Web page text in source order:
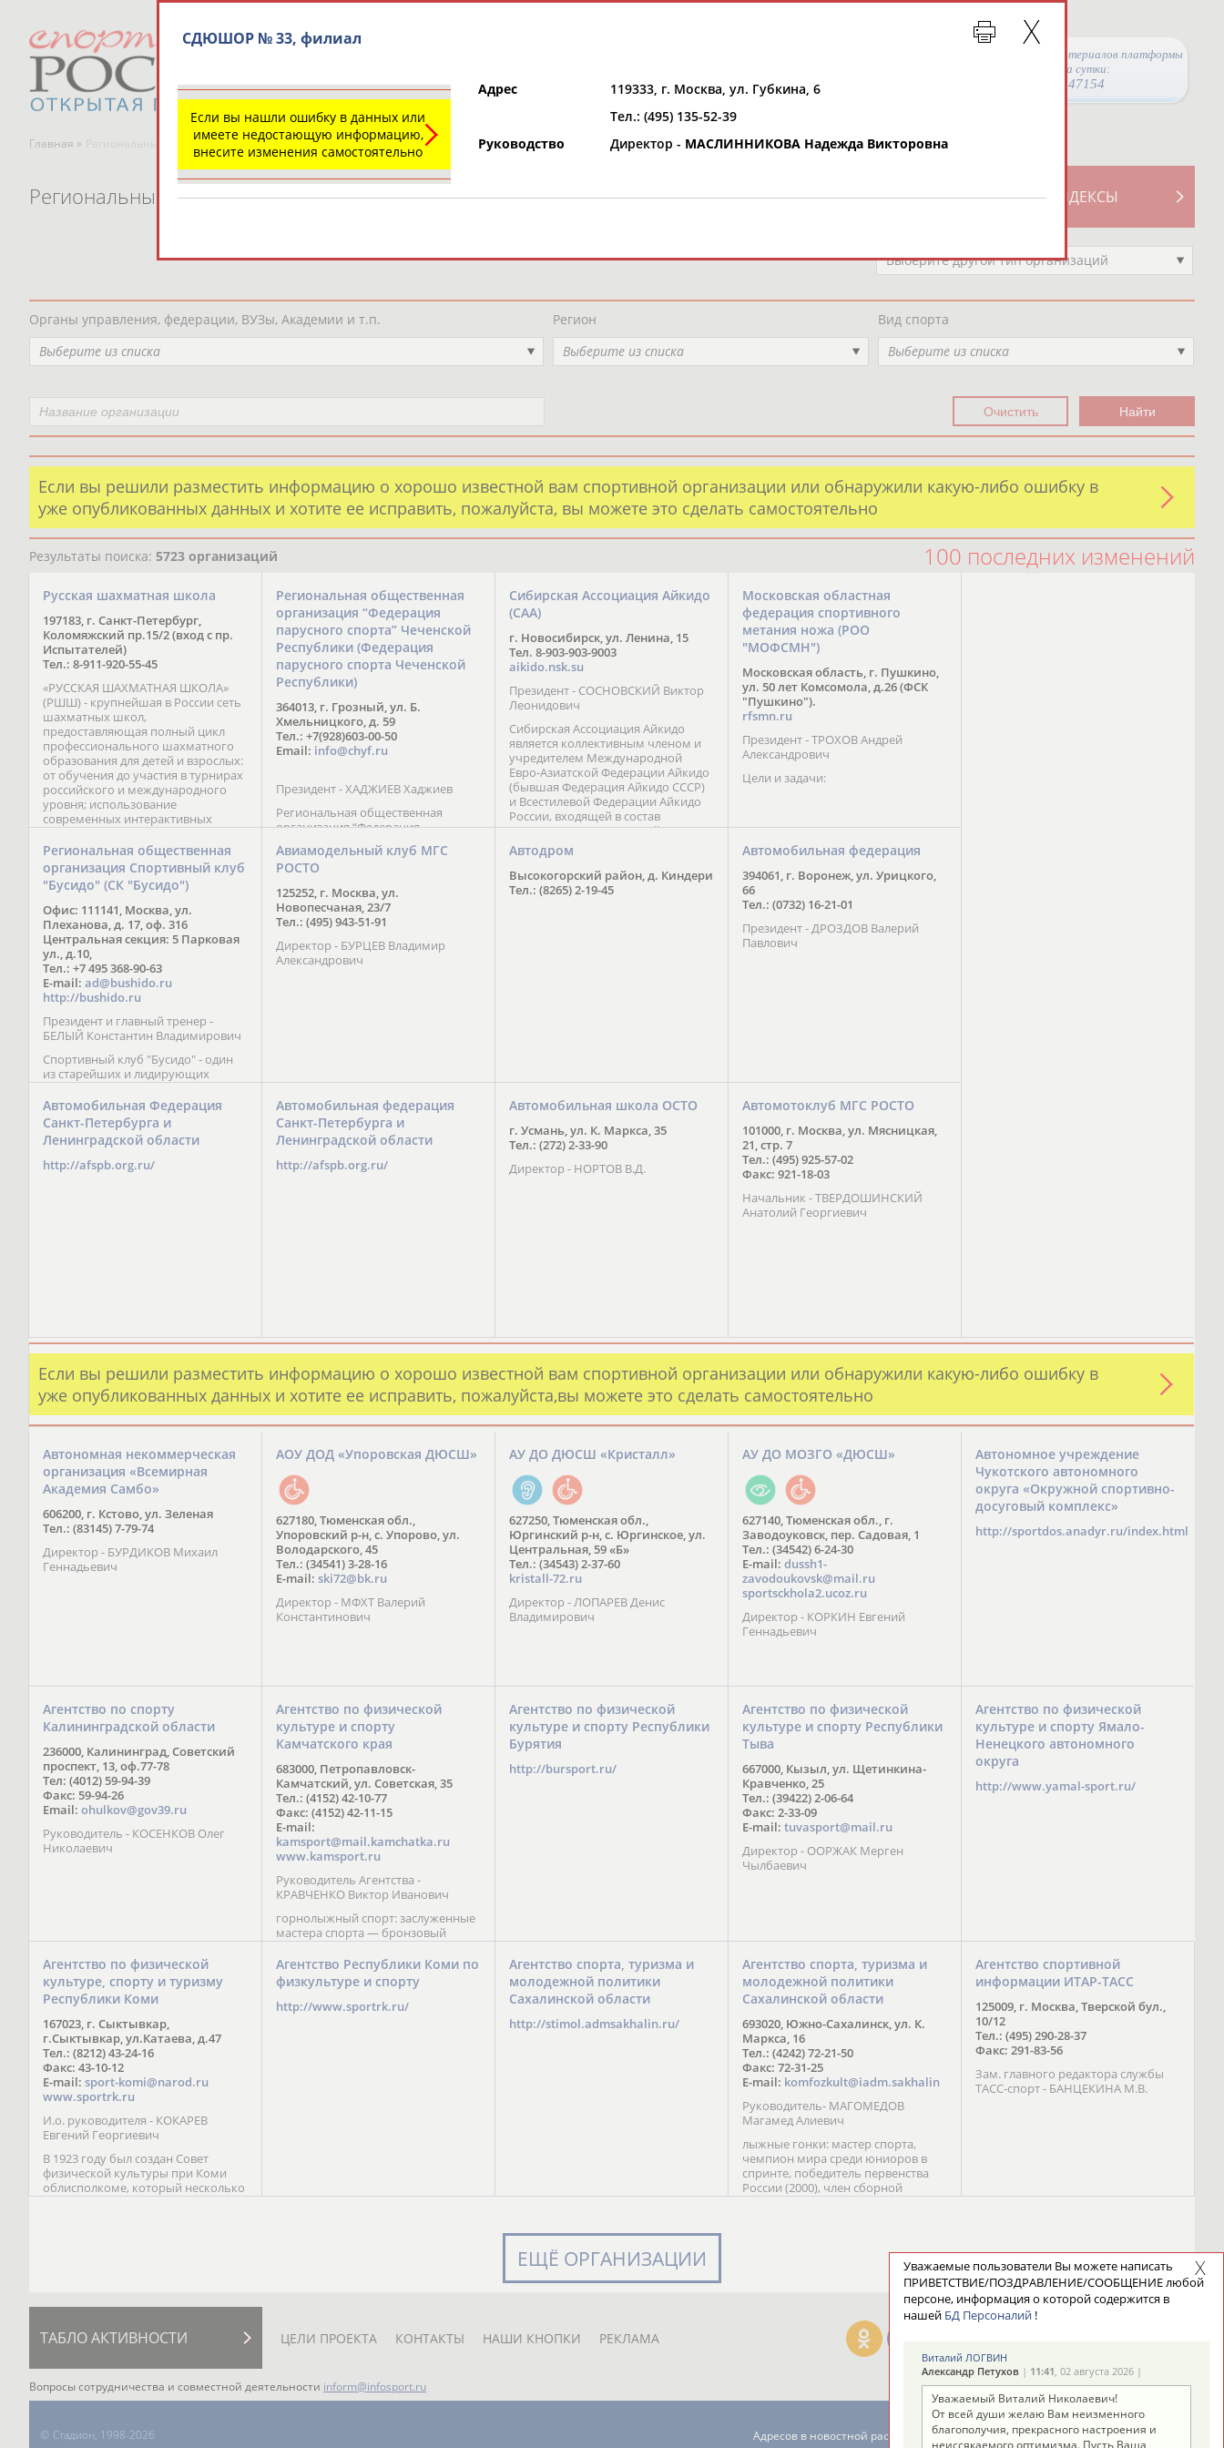
Просмотры материалов платформы
за сутки:
47154
Главная » Региональные спортивные организации
СВОДНЫЕ ИНДЕКСЫ
ТАБЛО АКТИВНОСТИ
РЕСУРСНАЯ ПЛОЩАДКА
Региональные спортивные организации
Выберите другой тип организаций
Органы управления, федерации, ВУЗы, Академии и т.п.
Выберите из списка
Регион
Выберите из списка
Вид спорта
Выберите из списка
Если вы решили разместить информацию о хорошо известной вам спортивной организации или обнаружили какую-либо ошибку в
уже опубликованных данных и хотите ее исправить, пожалуйста, вы можете это сделать самостоятельно
Результаты поиска: 5723 организаций 100 последних изменений
Русская шахматная школа
197183, г. Санкт-Петербург,
Коломяжский пр.15/2 (вход с пр.
Испытателей)
Тел.: 8-911-920-55-45
«РУССКАЯ ШАХМАТНАЯ ШКОЛА»
(РШШ) - крупнейшая в России сеть
шахматных школ,
предоставляющая полный цикл
профессионального шахматного
образования для детей и взрослых:
от обучения до участия в турнирах
российского и международного
уровня; использование
современных интерактивных
методик подачи материала;
обучение на русском и английском
языках; специалисты с опытом
преподавания более 20 лет;
направленность на общее
развитие ребенка: проведение
творческих мастер-классов, уроков
по истории и литературе,
организация регулярных
шахматных сборов на спортивных
базах и в детских лагерях,
проведение встреч с выдающимися
шахматистами; корпоративное
обучение; онлайн обучение в
форме вебинаров и
индивидуальных занятий, круглые
столы российских и
международных тренеров,
трансляция мероприятий и
турниров.
Региональная общественная
организация “Федерация
парусного спорта” Чеченской
Республики (Федерация
парусного спорта Чеченской
Республики)
364013, г. Грозный, ул. Б.
Хмельницкого, д. 59
Тел.: +7(928)603-00-50
Email: info@chyf.ru
Президент - ХАДЖИЕВ Хаджиев
Региональная общественная
организация “Федерация
парусного спорта” Чеченской
Республики начала свою
деятельность в декабре 2016 года.
Миссия федерации состоит в
популяризации парусного спорта,
привлечении и содействии
развитию спорта в этом регионе и
спортсменов на российских и
международных соревнованиях.
Сибирская Ассоциация Айкидо
(САА)
г. Новосибирск, ул. Ленина, 15
Тел. 8-903-903-9003
aikido.nsk.su
Президент - СОСНОВСКИЙ Виктор
Леонидович
Сибирская Ассоциация Айкидо
является коллективным членом и
учредителем Международной
Евро-Азиатской Федерации Айкидо
(бывшая Федерация Айкидо СССР)
и Всестилевой Федерации Айкидо
России, входящей в состав
Национального Совета Айкидо
России, президентом которого
является С. В. Киреенко
Московская областная
федерация спортивного
метания ножа (РОО
"МОФСМН")
Московская область, г. Пушкино,
ул. 50 лет Комсомола, д.26 (ФСК
"Пушкино").
rfsmn.ru
Президент - ТРОХОВ Андрей
Александрович
Цели и задачи:
Региональная общественная
организация Спортивный клуб
"Бусидо" (СК "Бусидо")
Офис: 111141, Москва, ул.
Плеханова, д. 17, оф. 316
Центральная секция: 5 Парковая
ул., д.10,
Тел.: +7 495 368-90-63
E-mail: ad@bushido.ru
http://bushido.ru
Президент и главный тренер -
БЕЛЫЙ Константин Владимирович
Спортивный клуб "Бусидо" - один
из старейших и лидирующих
клубов России, изучающих и
развивающих различные боевые
искусства и, прежде всего, каратэ
Кёкусинкай - первого в мире стиля
контактного каратэ, получившего
огромное развитие во всем
мире. Однако, спектр интересов
Авиамодельный клуб МГС
РОСТО
125252, г. Москва, ул.
Новопесчаная, 23/7
Тел.: (495) 943-51-91
Директор - БУРЦЕВ Владимир
Александрович
Автодром
Высокогорский район, д. Киндери
Тел.: (8265) 2-19-45
Автомобильная федерация
394061, г. Воронеж, ул. Урицкого,
66
Тел.: (0732) 16-21-01
Президент - ДРОЗДОВ Валерий
Павлович
Автомобильная Федерация
Санкт-Петербурга и
Ленинградской области
http://afspb.org.ru/
Автомобильная федерация
Санкт-Петербурга и
Ленинградской области
http://afspb.org.ru/
Автомобильная школа ОСТО
г. Усмань, ул. К. Маркса, 35
Тел.: (272) 2-33-90
Директор - НОРТОВ В.Д.
Автомотоклуб МГС РОСТО
101000, г. Москва, ул. Мясницкая,
21, стр. 7
Тел.: (495) 925-57-02
Факс: 921-18-03
Начальник - ТВЕРДОШИНСКИЙ
Анатолий Георгиевич
Если вы решили разместить информацию о хорошо известной вам спортивной организации или обнаружили какую-либо ошибку в
уже опубликованных данных и хотите ее исправить, пожалуйста,вы можете это сделать самостоятельно
Автономная некоммерческая
организация «Всемирная
Академия Самбо»
606200, г. Кстово, ул. Зеленая
Тел.: (83145) 7-79-74
Директор - БУРДИКОВ Михаил
Геннадьевич
АОУ ДОД «Упоровская ДЮСШ»
627180, Тюменская обл.,
Упоровский р-н, с. Упорово, ул.
Володарского, 45
Тел.: (34541) 3-28-16
E-mail: ski72@bk.ru
Директор - МФХТ Валерий
Константинович
АУ ДО ДЮСШ «Кристалл»
627250, Тюменская обл.,
Юргинский р-н, с. Юргинское, ул.
Центральная, 59 «Б»
Тел.: (34543) 2-37-60
kristall-72.ru
Директор - ЛОПАРЕВ Денис
Владимирович
АУ ДО МОЗГО «ДЮСШ»
627140, Тюменская обл., г.
Заводоуковск, пер. Садовая, 1
Тел.: (34542) 6-24-30
​E-mail: dussh1-
zavodoukovsk@mail.ru
sportsckhola2.ucoz.ru
Директор - КОРКИН Евгений
Геннадьевич
Автономное учреждение
Чукотского автономного
округа «Окружной спортивно-
досуговый комплекс»
http://sportdos.anadyr.ru/index.html
Агентство по спорту
Калининградской области
236000, Калининград, Советский
проспект, 13, оф.77-78
Тел: (4012) 59-94-39
Факс: 59-94-26
Email: ohulkov@gov39.ru
Руководитель - КОСЕНКОВ Олег
Николаевич
Агентство по физической
культуре и спорту
Камчатского края
683000, Петропавловск-
Камчатский, ул. Советская, 35
Тел.: (4152) 42-10-77
Факс: (4152) 42-11-15
E-mail:
kamsport@mail.kamchatka.ru
www.kamsport.ru
Руководитель Агентства -
КРАВЧЕНКО Виктор Иванович
горнолыжный спорт: заслуженные
мастера спорта — бронзовый
призер Кубка мира (1997),
обладатель Кубка Европы (2002) В.
Зеленская; бронзовый призер
Паралимпийских игр в Солт-Лейк-
Сити (2002) А. Мошкин; мастер
Агентство по физической
культуре и спорту Республики
Бурятия
http://bursport.ru/
Агентство по физической
культуре и спорту Республики
Тыва
667000, Кызыл, ул. Щетинкина-
Кравченко, 25
Тел.: (39422) 2-06-64
Факс: 2-33-09
E-mail: tuvasport@mail.ru
Директор - ООРЖАК Мерген
Чылбаевич
Агентство по физической
культуре и спорту Ямало-
Ненецкого автономного
округа
http://www.yamal-sport.ru/
Агентство по физической
культуре, спорту и туризму
Республики Коми
167023, г. Сыктывкар,
г.Сыктывкар, ул.Катаева, д.47
Тел.: (8212) 43-24-16
Факс: 43-10-12
E-mail: sport-komi@narod.ru
www.sportrk.ru
И.о. руководителя - КОКАРЕВ
Евгений Георгиевич
В 1923 году был создан Совет
физической культуры при Коми
облисполкоме, который несколько
раз реорганизовывался; с 1994 года
Агентство Республики Коми по
физкультуре и спорту
http://www.sportrk.ru/
Агентство спорта, туризма и
молодежной политики
Сахалинской области
http://stimol.admsakhalin.ru/
Агентство спорта, туризма и
молодежной политики
Сахалинской области
693020, Южно-Сахалинск, ул. К.
Маркса, 16
Тел.: (4242) 72-21-50
Факс: 72-31-25
E-mail: komfozkult@iadm.sakhalin
Руководитель- МАГОМЕДОВ
Магамед Алиевич
лыжные гонки: мастер спорта,
чемпион мира среди юниоров в
спринте, победитель первенства
России (2000), член сборной
команды России С. Новиков;
Кубка России (1999) В. Разницын;
первенств России (1999, 2000), член
юниорской сборной команды
Агентство спортивной
информации ИТАР-ТАСС
125009, г. Москва, Тверской бул.,
10/12
Тел.: (495) 290-28-37
Факс: 291-83-56
Зам. главного редактора службы
ТАСС-спорт - БАНЦЕКИНА М.В.
ЕЩЁ ОРГАНИЗАЦИИ
СДЮШОР № 33, филиал
Если вы нашли ошибку в данных или
имеете недостающую информацию,
внесите изменения самостоятельно
Адрес
119333, г. Москва, ул. Губкина, 6
Тел.: (495) 135-52-39
Руководство
Директор - МАСЛИННИКОВА Надежда Викторовна
ТАБЛО АКТИВНОСТИ ЦЕЛИ ПРОЕКТА КОНТАКТЫ НАШИ КНОПКИ РЕКЛАМА
Вопросы сотрудничества и совместной деятельности inform@infosport.ru
© Стадион, 1998-2026 Адресов в новостной рассылке: 996
Уважаемые пользователи Вы можете написать
ПРИВЕТСТВИЕ/ПОЗДРАВЛЕНИЕ/СООБЩЕНИЕ любой
персоне, информация о которой содержится в
нашей БД Персоналий !
Виталий ЛОГВИН
Александр Петухов | 11:41, 02 августа 2026 |
Уважаемый Виталий Николаевич!
От всей души желаю Вам неизменного
благополучия, прекрасного настроения и
неиссякаемого оптимизма. Пусть Ваша